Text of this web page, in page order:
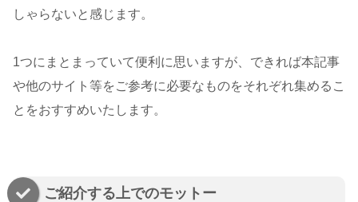
しゃらないと感じます。
1つにまとまっていて便利に思いますが、できれば本記事
や他のサイト等をご参考に必要なものをそれぞれ集めるこ
とをおすすめいたします。
ご紹介する上でのモットー